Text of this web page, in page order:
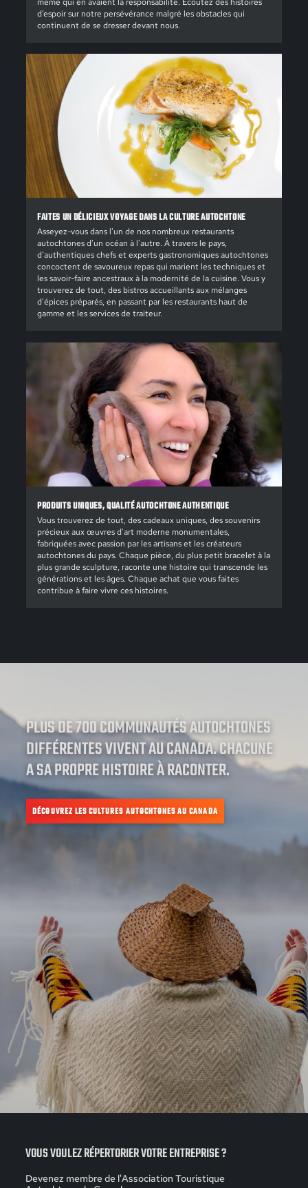
d’espoir sur notre persévérance malgré les obstacles qui
continuent de se dresser devant nous.
FAITES UN DÉLICIEUX VOYAGE DANS LA CULTURE AUTOCHTONE
Asseyez-vous dans l'un de nos nombreux restaurants
autochtones d'un océan à l'autre. À travers le pays,
d'authentiques chefs et experts gastronomiques autochtones
concoctent de savoureux repas qui marient les techniques et
les savoir-faire ancestraux à la modernité de la cuisine. Vous y
trouverez de tout, des bistros accueillants aux mélanges
d'épices préparés, en passant par les restaurants haut de
gamme et les services de traiteur.
PRODUITS UNIQUES, QUALITÉ AUTOCHTONE AUTHENTIQUE
Vous trouverez de tout, des cadeaux uniques, des souvenirs
précieux aux œuvres d'art moderne monumentales,
fabriquées avec passion par les artisans et les créateurs
autochtones du pays. Chaque pièce, du plus petit bracelet à la
plus grande sculpture, raconte une histoire qui transcende les
générations et les âges. Chaque achat que vous faites
contribue à faire vivre ces histoires.
PLUS DE 700 COMMUNAUTÉS AUTOCHTONES
DIFFÉRENTES VIVENT AU CANADA. CHACUNE
A SA PROPRE HISTOIRE À RACONTER.
DÉCOUVREZ LES CULTURES AUTOCHTONES AU CANADA
VOUS VOULEZ RÉPERTORIER VOTRE ENTREPRISE ?
Devenez membre de l'Association Touristique